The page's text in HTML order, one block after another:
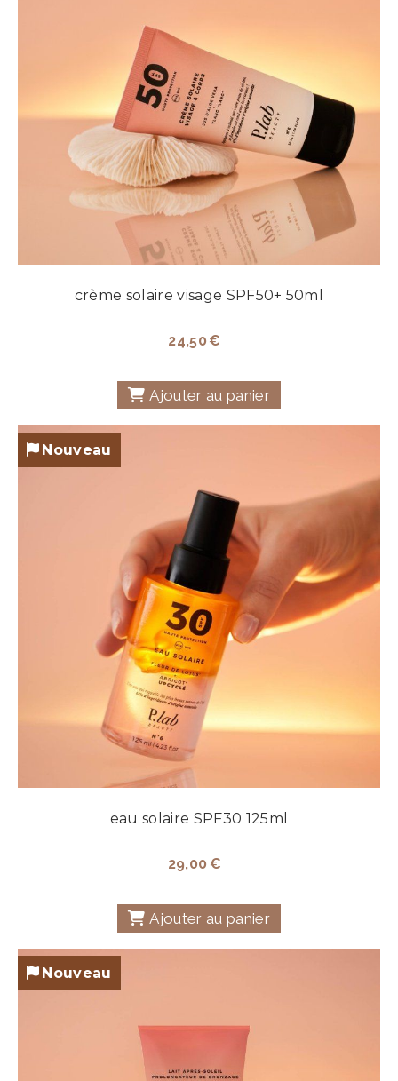
crème solaire visage SPF50+ 50ml
24,50 €
Ajouter au panier
Nouveau
eau solaire SPF30 125ml
29,00 €
Ajouter au panier
Nouveau